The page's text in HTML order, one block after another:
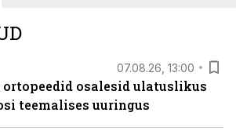
07.08.26, 13:00
osalesid ulatuslikus
teemalises uuringus